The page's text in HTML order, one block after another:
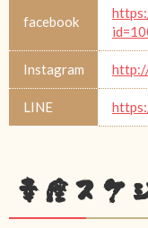
facebook
Instagram
LINE
幸座スケ